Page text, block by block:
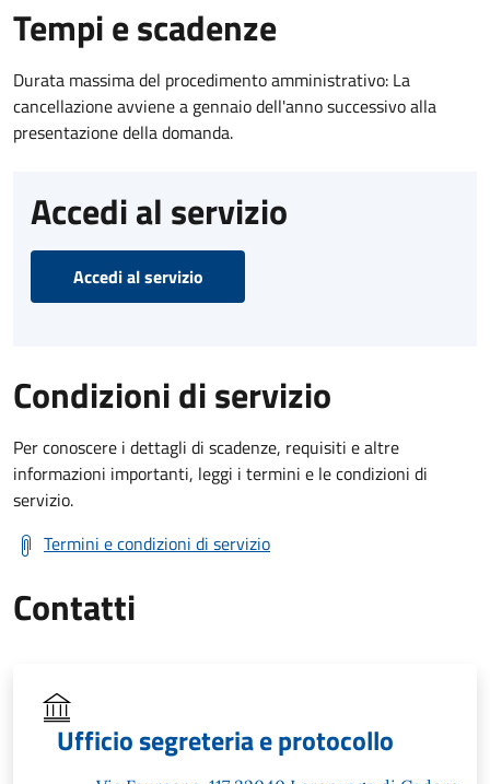
Tempi e scadenze
Durata massima del procedimento amministrativo: La
cancellazione avviene a gennaio dell'anno successivo alla
presentazione della domanda.
Accedi al servizio
Accedi al servizio
Condizioni di servizio
Per conoscere i dettagli di scadenze, requisiti e altre
informazioni importanti, leggi i termini e le condizioni di
servizio.
Termini e condizioni di servizio
Contatti
Ufficio segreteria e protocollo